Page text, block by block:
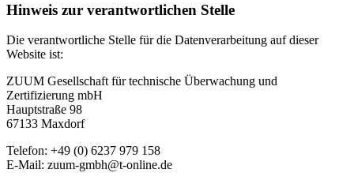
Hinweis zur verantwortlichen Stelle
Die verantwortliche Stelle für die Datenverarbeitung auf dieser
Website ist:
ZUUM Gesellschaft für technische Überwachung und
Zertifizierung mbH
Hauptstraße 98
67133 Maxdorf
Telefon: +49 (0) 6237 979 158
E-Mail: zuum-gmbh@t-online.de